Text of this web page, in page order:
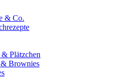
& Co.
Plätzchen
Brownies